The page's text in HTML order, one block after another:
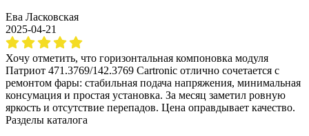
Ева Ласковская
2025-04-21
Хочу отметить, что горизонтальная компоновка модуля
Патриот 471.3769/142.3769 Cartronic отлично сочетается с
ремонтом фары: стабильная подача напряжения, минимальная
консумация и простая установка. За месяц заметил ровную
яркость и отсутствие перепадов. Цена оправдывает качество.
Разделы каталога